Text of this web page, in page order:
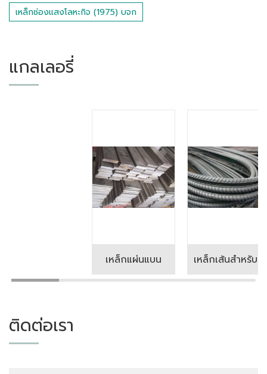
เหล็กช่องแสงโลหะกิจ (1975) บจก
แกลเลอรี่
เหล็กแผ่นแบน
ติดต่อเรา